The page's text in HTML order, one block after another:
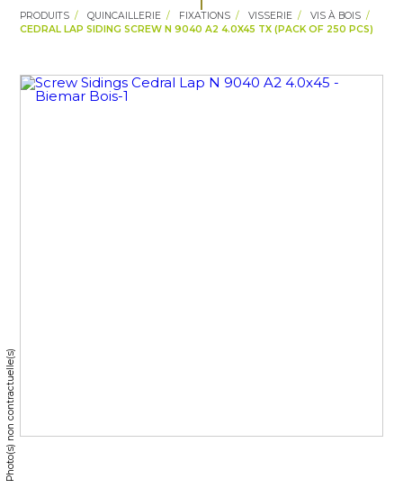
PRODUITS QUINCAILLERIE FIXATIONS VISSERIE
VIS À BOIS
CEDRAL LAP SIDING SCREW N 9040 A2 4.0X45 TX (PACK OF 250 PCS)
Photo(s) non contractuelle(s)